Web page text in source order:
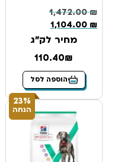
1,472.00₪
1,104.00 ₪
מחיר לק"ג
110.40₪
הוספה לסל
23%
הנחה